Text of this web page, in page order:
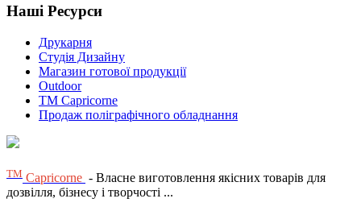
Наші Ресурси
Друкарня
Студія Дизайну
Магазин готової продукції
Outdoor
TM Capricorne
Продаж поліграфічного обладнання
ТМ Capricorne - Власне виготовлення якісних товарів для
дозвілля, бізнесу і творчості ...